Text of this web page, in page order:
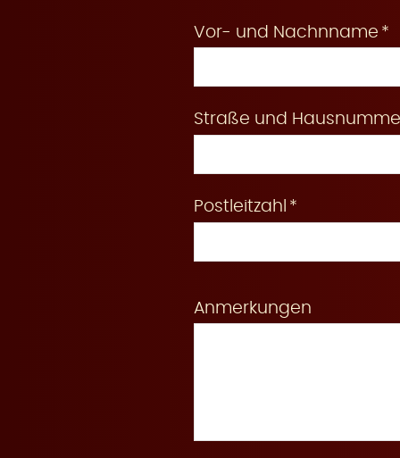
Vor- und Nachnname
Straße und
Postleitzahl
Anmerkungen